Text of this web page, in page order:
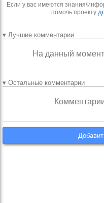
Если у вас имеются
помочь проекту
▾ Лучшие комментарии
На данный
▾ Остальные комментарии